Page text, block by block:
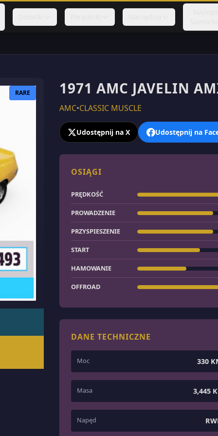
RARE 1971 AMC JAVELIN
AMC•CLASSIC MUSCLE
Udostępnij na X Udostępnij na
OSIĄGI
PRĘDKOŚĆ
PROWADZENIE
PRZYSPIESZENIE
START
HAMOWANIE
OFFROAD
DANE TECHNICZNE
Moc 330
Masa 3,445
Napęd